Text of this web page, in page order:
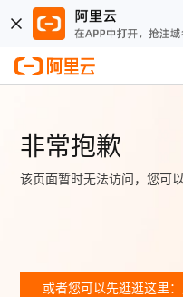
非常抱歉
该页面暂时无法访问，您可
或者您可以先逛逛这里